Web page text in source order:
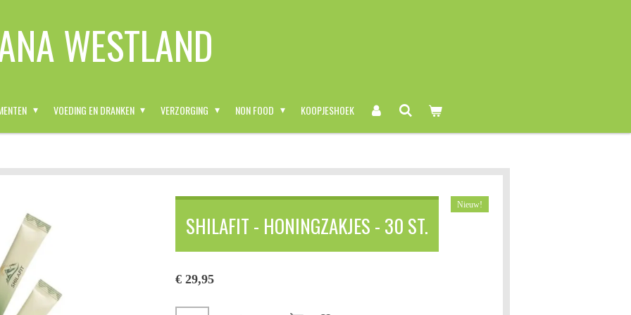
WESTLAND
VOEDING EN DRANKEN VERZORGING NON FOOD KOOPJESHOEK
SHILAFIT - HONINGZAKJES - 30 ST.
Nieuw!
€ 29,95